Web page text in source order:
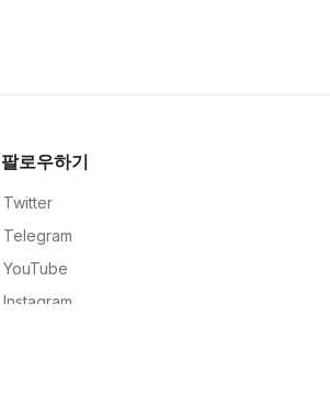
팔로우하기
Twitter
Telegram
YouTube
Instagram